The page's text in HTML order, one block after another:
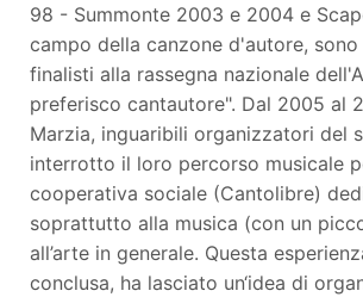
98 - Summonte 2003 e 2004 e
campo della canzone d'autore,
finalisti alla rassegna nazionale
preferisco cantautore". Dal 2005 al
Marzia, inguaribili organizzatori del
interrotto il loro percorso musicale
cooperativa sociale (Cantolibre)
soprattutto alla musica (con un
all’arte in generale. Questa
conclusa, ha lasciato un‘idea di